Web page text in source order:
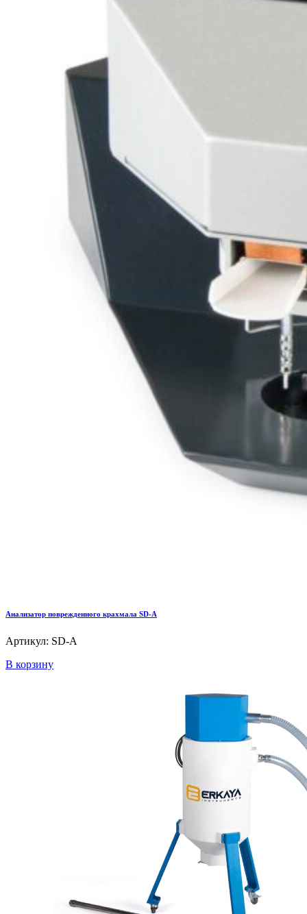
Анализатор поврежденного крахмала SD-A
Артикул: SD-A
В корзину